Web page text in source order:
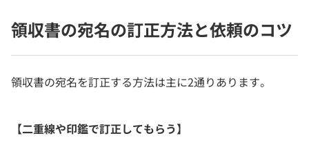
領収書の宛名の訂正方法と依頼のコツ
領収書の宛名を訂正する方法は主に2通りあります。
【二重線や印鑑で訂正してもらう】